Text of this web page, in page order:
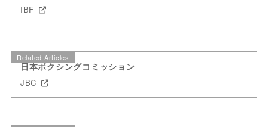
IBF
Related Articles
日本ボクシングコミッション
JBC